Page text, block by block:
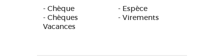
- Chèque
- Espèce
- Chèques
Vacances
- Virements